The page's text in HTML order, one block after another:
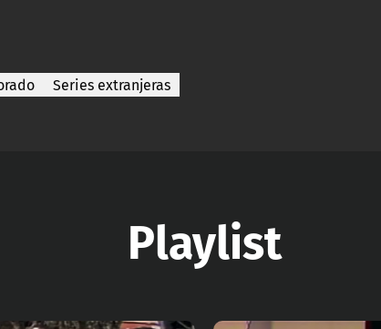
Series extranjeras
Playlist